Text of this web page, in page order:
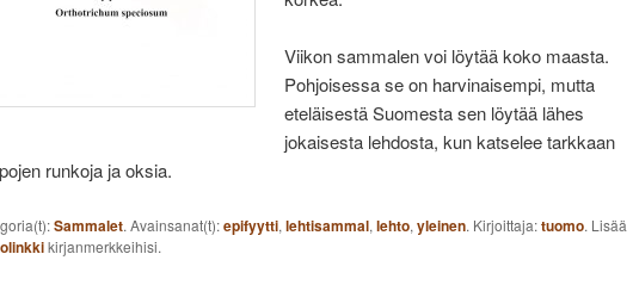
Viikon sammalen voi löytää koko maasta.
Pohjoisessa se on harvinaisempi, mutta
eteläisestä Suomesta sen löytää lähes
jokaisesta lehdosta, kun katselee tarkkaan
runkoja ja oksia.
Sammalet. Avainsanat(t):epifyytti, lehtisammal, lehto, yleinen. Kirjoittaja:tuomo. Lisää
kirjanmerkkeihisi.